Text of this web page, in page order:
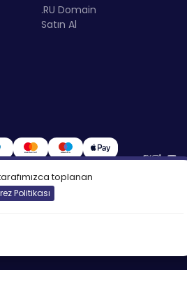
.RU Domain
Satın Al
toplanan
Politikası